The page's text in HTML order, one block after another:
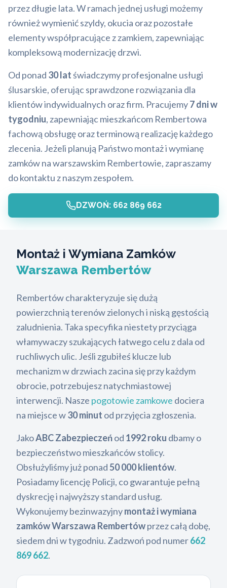
przez długie lata. W ramach jednej usługi możemy
również wymienić szyldy, okucia oraz pozostałe
elementy współpracujące z zamkiem, zapewniając
kompleksową modernizację drzwi.
Od ponad 30 latświadczymy profesjonalne usługi
ślusarskie, oferując sprawdzone rozwiązania dla
klientów indywidualnych oraz firm. Pracujemy7 dni w
tygodniu, zapewniając mieszkańcom Rembertowa
fachową obsługę oraz terminową realizację każdego
zlecenia. Jeżeli planują Państwo montaż i wymianę
zamków na warszawskim Rembertowie, zapraszamy
do kontaktu z naszym zespołem.
DZWOŃ: 662 869 662
Montaż i Wymiana Zamków
Warszawa Rembertów
Rembertów charakteryzuje się dużą
powierzchnią terenów zielonych i niską gęstością
zaludnienia. Taka specyfika niestety przyciąga
włamywaczy szukających łatwego celu z dala od
ruchliwych ulic. Jeśli zgubiłeś klucze lub
mechanizm w drzwiach zacina się przy każdym
obrocie, potrzebujesz natychmiastowej
interwencji. Nasze pogotowie zamkowe dociera
na miejsce w30 minut od przyjęcia zgłoszenia.
JakoABC Zabezpieczeńod 1992 roku dbamy o
bezpieczeństwo mieszkańców stolicy.
Obsłużyliśmy już ponad50 000 klientów.
Posiadamy licencję Policji, co gwarantuje pełną
dyskrecję i najwyższy standard usług.
Wykonujemy bezinwazyjnymontaż i wymiana
zamków Warszawa Rembertówprzez całą dobę,
siedem dni w tygodniu. Zadzwoń pod numer662
869 662.